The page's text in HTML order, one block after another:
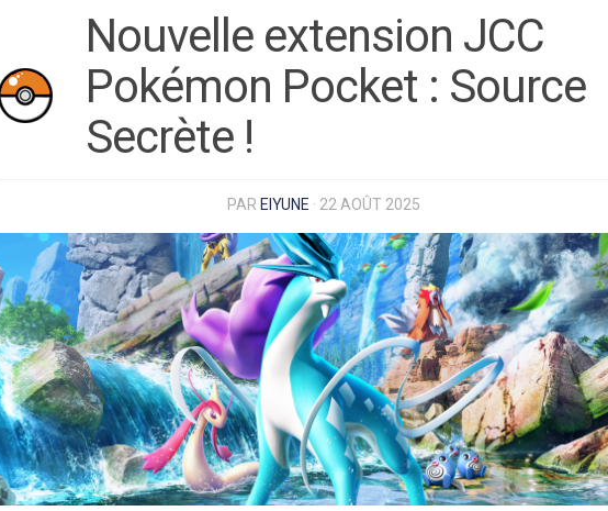
Nouvelle extension JCC
Pokémon Pocket : Source
Secrète !
PAR EIYUNE · 22 AOÛT 2025